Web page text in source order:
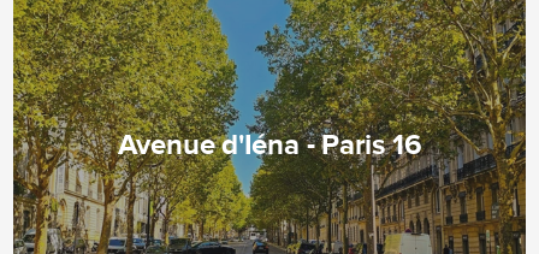
Avenue d'Iéna - Paris 16